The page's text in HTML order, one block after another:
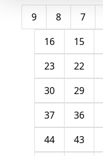
7
8
9
15
16
22
23
29
30
36
37
43
44